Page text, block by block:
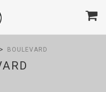
BOULEVARD